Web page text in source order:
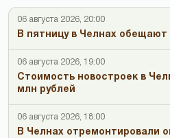
06 августа 2026, 20:00
В пятницу в Челнах
06 августа 2026, 19:00
Стоимость новостроек в
млн рублей
06 августа 2026, 18:00
В Челнах отремонтировали